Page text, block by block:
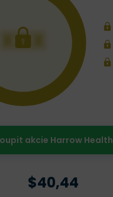
XXX
akcie Harrow Health
$40,44